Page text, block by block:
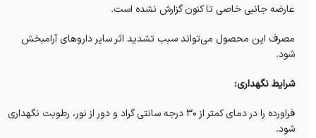
عارضه جانبی خاصی تا کنون گزارش نشده است.
مصرف این محصول می‌تواند سبب تشدید اثر سایر داروهای آرامبخش
شود.
شرایط نگهداری:
فراورده را در دمای کمتر از ۳۰ درجه سانتی گراد و دور از نور، رطوبت نگهداری
شود.